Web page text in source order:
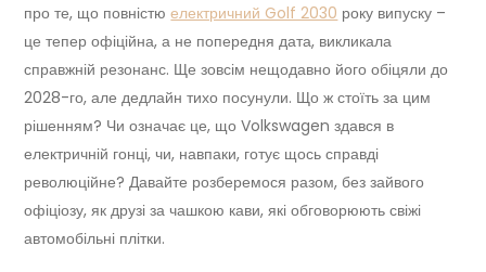
про те, що повністюелектричний Golf 2030 року випуску –
це тепер офіційна, а не попередня дата, викликала
справжній резонанс. Ще зовсім нещодавно його обіцяли до
2028-го, але дедлайн тихо посунули. Що ж стоїть за цим
рішенням? Чи означає це, що Volkswagen здався в
електричній гонці, чи, навпаки, готує щось справді
революційне? Давайте розберемося разом, без зайвого
офіціозу, як друзі за чашкою кави, які обговорюють свіжі
автомобільні плітки.